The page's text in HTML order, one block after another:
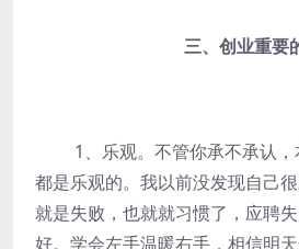
三、创业重要
1、乐观。不管你承不承认，
都是乐观的。我以前没发现自己
就是失败，也就就习惯了，应聘
好。学会左手温暖右手，相信明天